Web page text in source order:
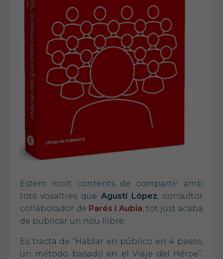
Estem molt contents de compartir amb
tots vosaltres que Agustí López , consultor
col·laborador de Parés i Aubia , tot just acaba
de publicar un nou llibre.
Es tracta de “Hablar en público en 4 pasos,
un método basado en el Viaje del Héroe”,